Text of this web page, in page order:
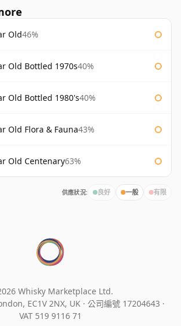
Old46%
Old Bottled 1970s40%
Old Bottled 1980's40%
Old Flora & Fauna43%
Old Centenary63%
供應狀況: 良好 一般 有限
Whisky Marketplace Ltd.
EC1V 2NX, UK · 公司編號 17204643 ·
VAT 519 9116 71